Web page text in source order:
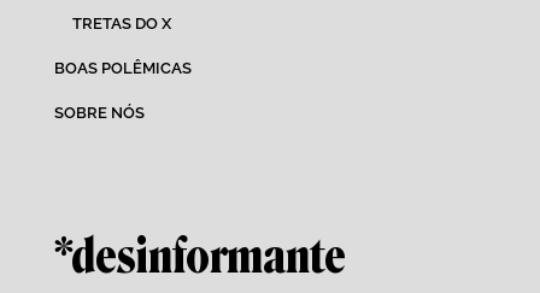
TRETAS DO X
BOAS POLÊMICAS
SOBRE NÓS
*desinformante